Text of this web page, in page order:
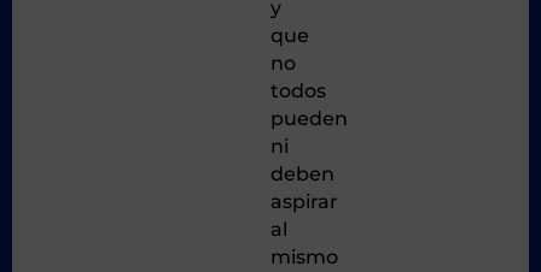
y
que
no
todos
pueden
ni
deben
aspirar
al
mismo